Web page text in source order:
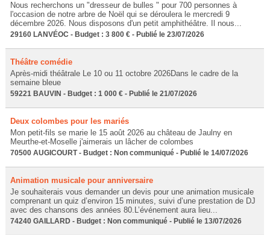
Nous recherchons un "dresseur de bulles " pour 700 personnes à
l'occasion de notre arbre de Noël qui se déroulera le mercredi 9
décembre 2026. Nous disposons d'un petit amphithéâtre. Il nous...
29160 LANVÉOC - Budget : 3 800 € - Publié le 23/07/2026
Théâtre comédie
Après-midi théâtrale Le 10 ou 11 octobre 2026Dans le cadre de la
semaine bleue
59221 BAUVIN - Budget : 1 000 € - Publié le 21/07/2026
Deux colombes pour les mariés
Mon petit-fils se marie le 15 août 2026 au château de Jaulny en
Meurthe-et-Moselle j'aimerais un lâcher de colombes
70500 AUGICOURT - Budget : Non communiqué - Publié le 14/07/2026
Animation musicale pour anniversaire
Je souhaiterais vous demander un devis pour une animation musicale
comprenant un quiz d’environ 15 minutes, suivi d’une prestation de DJ
avec des chansons des années 80.L’événement aura lieu...
74240 GAILLARD - Budget : Non communiqué - Publié le 13/07/2026